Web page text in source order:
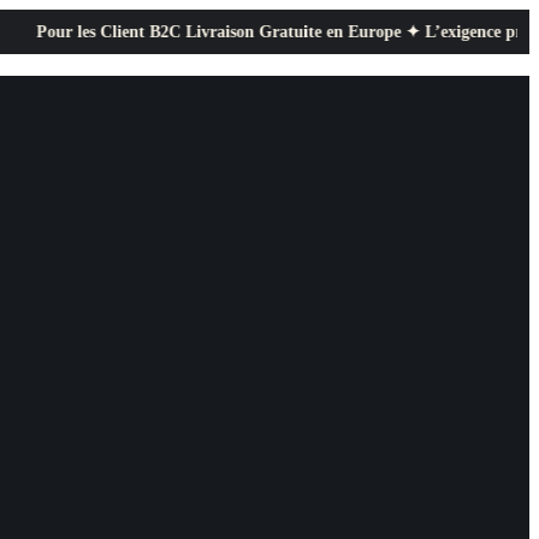
Client B2C Livraison Gratuite en Europe ✦ L’exigence